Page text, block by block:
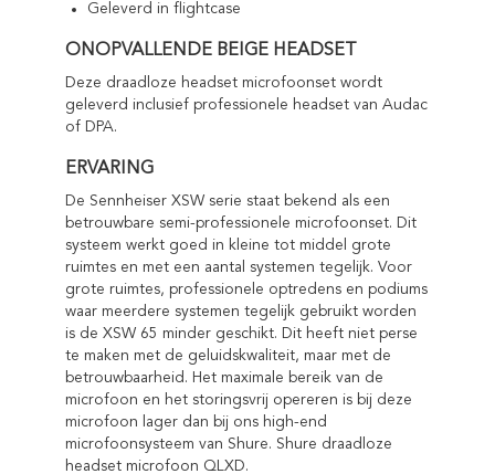
Geleverd in flightcase
ONOPVALLENDE BEIGE HEADSET
Deze draadloze headset microfoonset wordt
geleverd inclusief professionele headset van Audac
of DPA.
ERVARING
De Sennheiser XSW serie staat bekend als een
betrouwbare semi-professionele microfoonset. Dit
systeem werkt goed in kleine tot middel grote
ruimtes en met een aantal systemen tegelijk. Voor
grote ruimtes, professionele optredens en podiums
waar meerdere systemen tegelijk gebruikt worden
is de XSW 65 minder geschikt. Dit heeft niet perse
te maken met de geluidskwaliteit, maar met de
betrouwbaarheid. Het maximale bereik van de
microfoon en het storingsvrij opereren is bij deze
microfoon lager dan bij ons high-end
microfoonsysteem van Shure. Shure draadloze
headset microfoon QLXD.